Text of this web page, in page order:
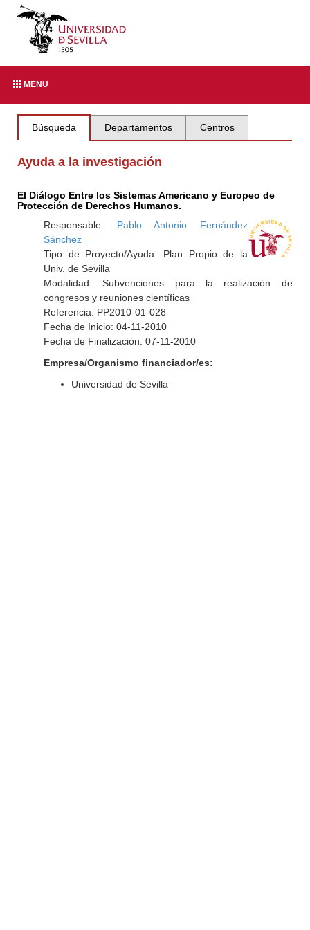
MENU
Búsqueda Departamentos Centros
Ayuda a la investigación
El Diálogo Entre los Sistemas Americano y Europeo de
Protección de Derechos Humanos.
Responsable: Pablo Antonio Fernández
Sánchez
Tipo de Proyecto/Ayuda: Plan Propio de la
Univ. de Sevilla
Modalidad: Subvenciones para la realización de
congresos y reuniones científicas
Referencia: PP2010-01-028
Fecha de Inicio: 04-11-2010
Fecha de Finalización: 07-11-2010
Empresa/Organismo financiador/es:
Universidad de Sevilla